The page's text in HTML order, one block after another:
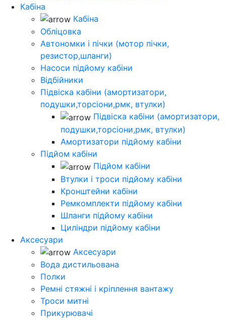
Кабіна
Кабіна
Обліцовка
Автономки і пічки (мотор пічки,
резистор,шланги)
Насоси підйому кабіни
Відбійники
Підвіска кабіни (амортизатори,
подушки,торсіони,рмк, втулки)
Підвіска кабіни (амортизатори,
подушки,торсіони,рмк, втулки)
Амортизатори підйому кабіни
Підйом кабіни
Підйом кабіни
Втулки і троси підйому кабіни
Кронштейни кабіни
Ремкомплекти підйому кабіни
Шланги підйому кабіни
Циліндри підйому кабіни
Аксесуари
Аксесуари
Вода дистильована
Полки
Ремні стяжні і кріплення вантажу
Троси митні
Прикурювачі